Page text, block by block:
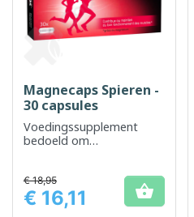
Magnecaps Spieren -
30 capsules
Voedingssupplement
bedoeld om
Prijs
€ 18,95
€ 16,11 